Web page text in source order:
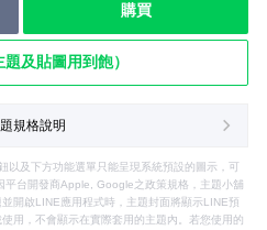
購買
及貼圖用到飽）
規格說明
以及下方功能選單只能呈現系統預設的圖示，可
台開發商Apple, Google之政策規格，主題小舖
開啟LINE應用程式時，主題封面將顯示LINE預
用，不會顯示在實際套用的主題內。若您使用的